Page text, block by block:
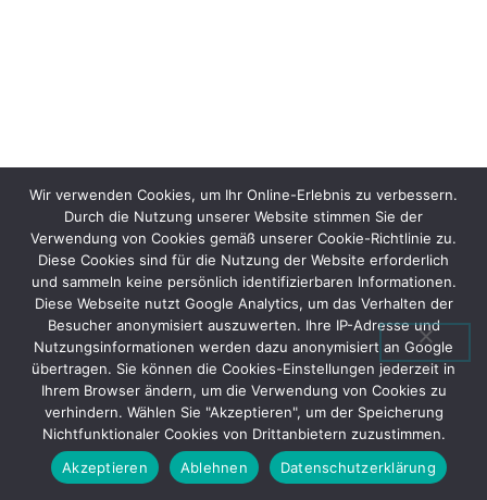
Wir verwenden Cookies, um Ihr Online-Erlebnis zu verbessern.
Durch die Nutzung unserer Website stimmen Sie der
Verwendung von Cookies gemäß unserer Cookie-Richtlinie zu.
Diese Cookies sind für die Nutzung der Website erforderlich
und sammeln keine persönlich identifizierbaren Informationen.
Diese Webseite nutzt Google Analytics, um das Verhalten der
Besucher anonymisiert auszuwerten. Ihre IP-Adresse und
Nutzungsinformationen werden dazu anonymisiert an Google
übertragen. Sie können die Cookies-Einstellungen jederzeit in
Ihrem Browser ändern, um die Verwendung von Cookies zu
verhindern. Wählen Sie "Akzeptieren", um der Speicherung
Nichtfunktionaler Cookies von Drittanbietern zuzustimmen.
Akzeptieren
Ablehnen Datenschutzerklärung